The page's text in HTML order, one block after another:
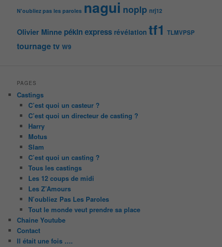
N'oubliez pas les paroles nagui noplp nrj12
Olivier Minne pékin express révélation tf1 TLMVPSP
tournagetv W9
PAGES
Castings
C’est quoi un casteur ?
C’est quoi un directeur de casting ?
Harry
Motus
Slam
C’est quoi un casting ?
Tous les castings
Les 12 coups de midi
Les Z’Amours
N’oubliez Pas Les Paroles
Tout le monde veut prendre sa place
Chaine Youtube
Contact
Il était une fois ….